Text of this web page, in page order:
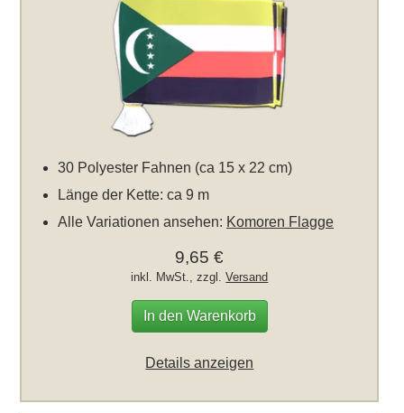
30 Polyester Fahnen (ca 15 x 22 cm)
Länge der Kette: ca 9 m
Alle Variationen ansehen: Komoren Flagge
9,65 €
inkl. MwSt., zzgl.Versand
In den Warenkorb
Details anzeigen